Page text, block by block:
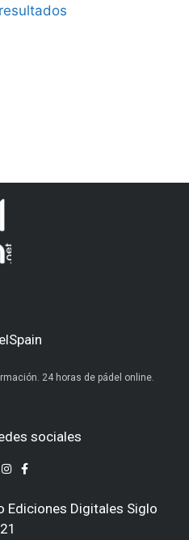
24 horas de pádel online.
sociales
Ediciones Digitales Siglo
21